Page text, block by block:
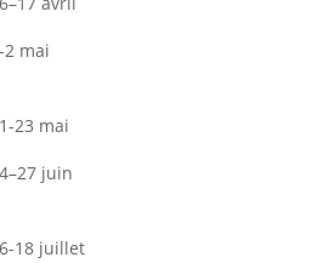
2 mai
23 mai
juin
18 juillet